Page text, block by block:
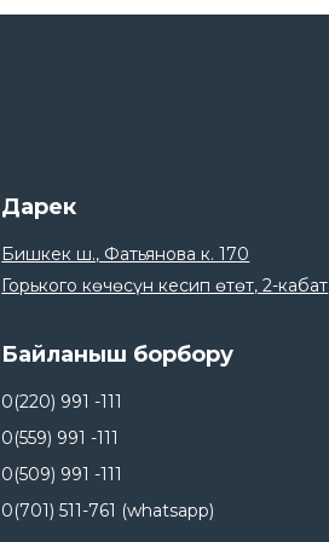
Дарек
Бишкек ш., Фатьянова к. 170
Горького көчөсүн кесип өтөт, 2-кабат
Байланыш борбору
0(220) 991 -111
0(559) 991 -111
0(509) 991 -111
0(701) 511-761 (whatsapp)